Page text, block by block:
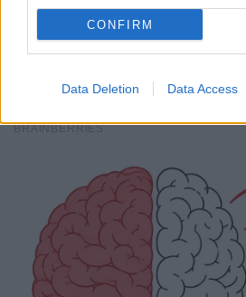
CONFIRM
Data Deletion Data Access